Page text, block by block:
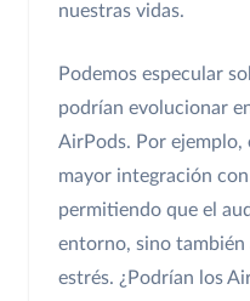
nuestras vidas.
Podemos especular
podrían evolucionar
AirPods. Por ejemplo,
mayor integración
permitiendo que el
entorno, sino
estrés. ¿Podrían los